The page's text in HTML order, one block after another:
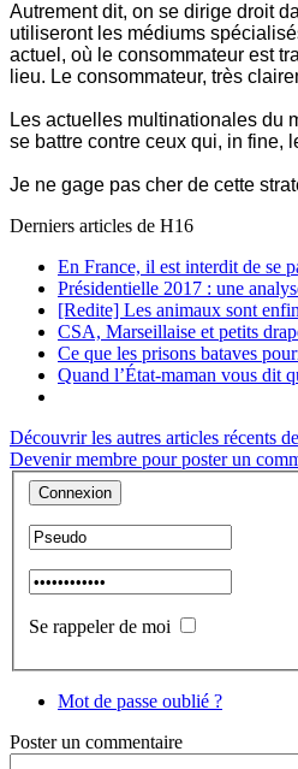
Autrement dit, on se dirige droit
utiliseront les médiums
actuel, où le consommateur est
lieu. Le consommateur, très
Les actuelles multinationales du
se battre contre ceux qui, in fine,
Je ne gage pas cher de cette
Derniers articles de H16
En France, il est interdit de se
Présidentielle 2017 : une
[Redite] Les animaux sont
CSA, Marseillaise et petits
Ce que les prisons bataves
Quand l’État-maman vous dit
Découvrir les autres articles récents
Devenir membre pour poster un
Se rappeler de moi
Mot de passe oublié ?
Posterun commentaire